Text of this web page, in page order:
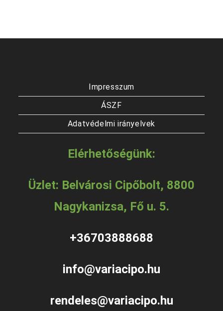
Impresszum
ÁSZF
Adatvédelmi irányelvek
Elérhetőségünk:
Üzlet: Belvárosi Cipőbolt, 8800
Nagykanizsa, Fő u. 5.
+36703888688
info@variacipo.hu
rendeles@variacipo.hu